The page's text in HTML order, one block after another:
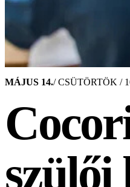
MÁJUS 14./ CSÜTÖRTÖK /
szülői